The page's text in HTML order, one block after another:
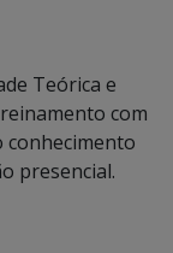
Teórica e
com
conhecimento
presencial.